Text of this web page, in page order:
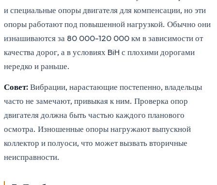
и специальные опоры двигателя для компенсации, но эти
опоры работают под повышенной нагрузкой. Обычно они
изнашиваются за 80 000-120 000 км в зависимости от
качества дорог, а в условиях BiH с плохими дорогами
нередко и раньше.
Совет:Вибрации, нарастающие постепенно, владельцы
часто не замечают, привыкая к ним. Проверка опор
двигателя должна быть частью каждого планового
осмотра. Изношенные опоры нагружают выпускной
коллектор и полуоси, что может вызвать вторичные
неисправности.